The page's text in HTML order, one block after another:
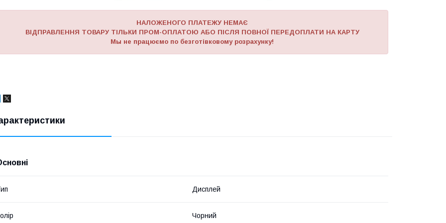
НАЛОЖЕНОГО ПЛАТЕЖУ НЕМАЄ
ВІДПРАВЛЕННЯ ТОВАРУ ТІЛЬКИ ПРОМ-ОПЛАТОЮ АБО ПІСЛЯ ПОВНОЇ ПЕРЕДОПЛАТИ НА КАРТУ
Мы не працюємо по безготівковому розрахунку!
Дисплей
Чорний